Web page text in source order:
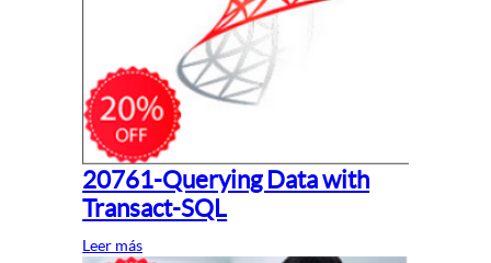
20761-Querying Data with
Transact-SQL
Leer más